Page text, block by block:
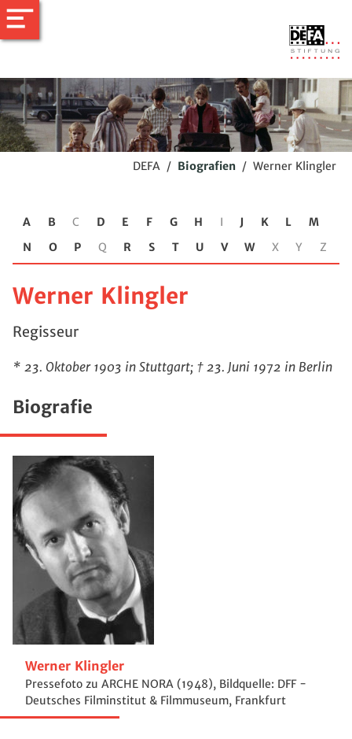
DEFA / Biografien / Werner Klingler
A B C D E F G H I J K L
M
N
O P Q R S T U V W X Y Z
Werner Klingler
Regisseur
* 23. Oktober 1903 in Stuttgart; † 23. Juni 1972 in Berlin
Biografie
Werner Klingler
Pressefoto zu ARCHE NORA (1948), Bildquelle: DFF -
Deutsches Filminstitut & Filmmuseum, Frankfurt